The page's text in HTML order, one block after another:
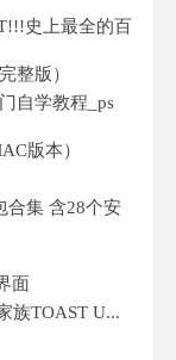
史上最全的百
整版）
自学教程_ps
版本）
合集 含28个安
面
族TOAST U...